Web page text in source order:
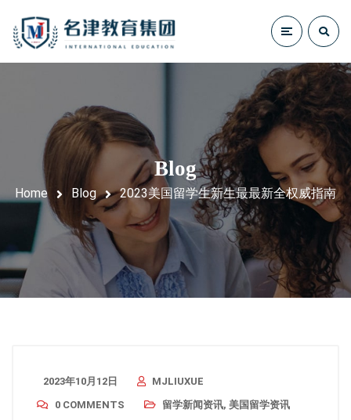
Blog
Home Blog 2023美国留学生新生最最新全权威指南
2023年10月12日
MJLIUXUE
0 COMMENTS
留学新闻资讯, 美国留学资讯